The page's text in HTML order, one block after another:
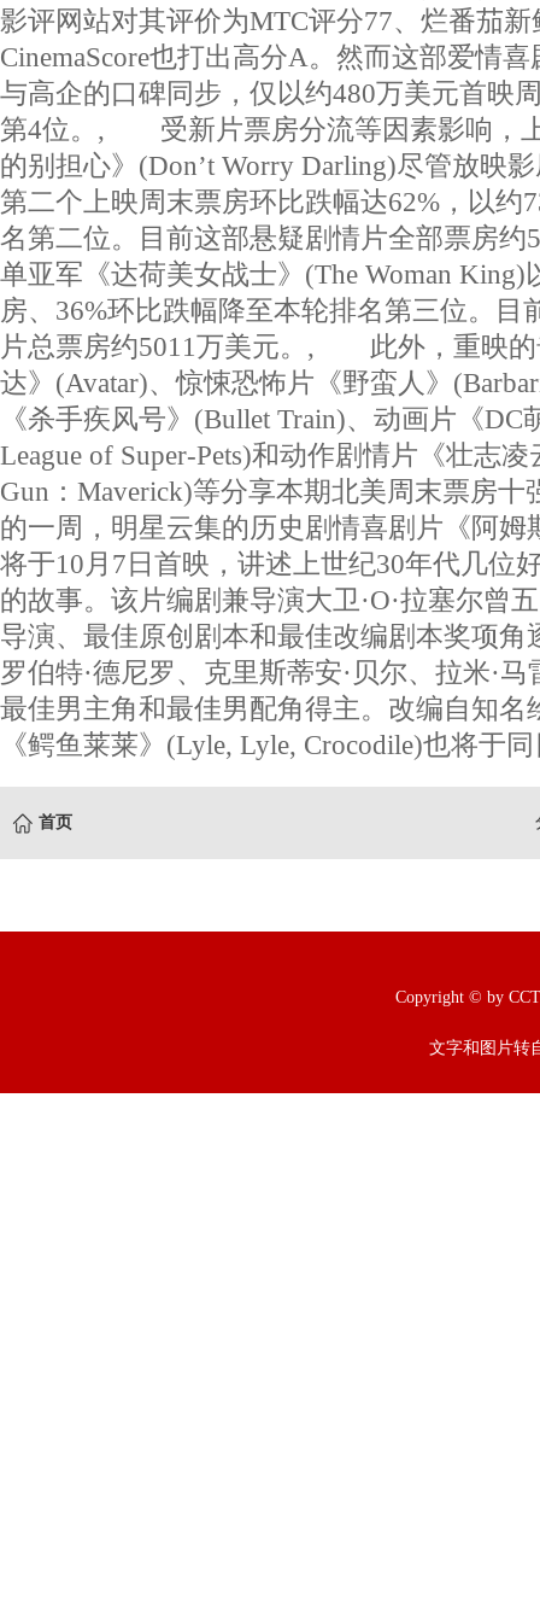
影评网站对其评价为MTC评分77、烂番茄新
CinemaScore也打出高分A。然而这部爱情
与高企的口碑同步，仅以约480万美元首映
第4位。, 受新片票房分流等因素影响，
的别担心》(Don’t Worry Darling)尽管放映
第二个上映周末票房环比跌幅达62%，以约
名第二位。目前这部悬疑剧情片全部票房约
单亚军《达荷美女战士》(The Woman King)
房、36%环比跌幅降至本轮排名第三位。目
片总票房约5011万美元。, 此外，重映的
达》(Avatar)、惊悚恐怖片《野蛮人》
《杀手疾风号》(Bullet Train)、动画片《DC
League of Super-Pets)和动作剧情片《壮志
Gun：Maverick)等分享本期北美周末票
的一周，明星云集的历史剧情喜剧片《阿姆
将于10月7日首映，讲述上世纪30年代几位
的故事。该片编剧兼导演大卫·O·拉塞尔曾
导演、最佳原创剧本和最佳改编剧本奖项角
罗伯特·德尼罗、克里斯蒂安·贝尔、拉米·
最佳男主角和最佳男配角得主。改编自知名
《鳄鱼莱莱》(Lyle, Lyle, Crocodile)也将于
首页
Copyright © by
文字和图片转